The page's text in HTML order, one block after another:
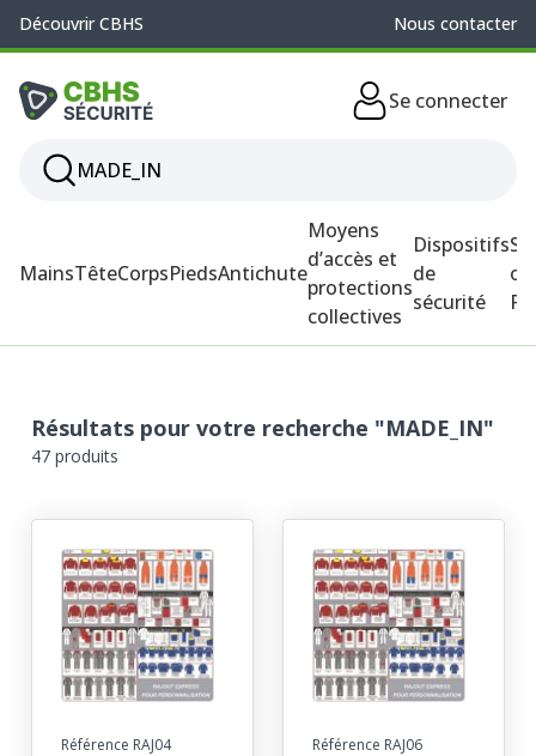
Découvrir CBHS Nous contacter
Se connecter
MainsTêteCorpsPiedsAntichute
Moyens
d’accès et
protections
collectives
Dispositifs
de
sécurité
Résultats pour votre recherche "MADE_IN"
47 produits
Référence RAJ04 Référence RAJ06